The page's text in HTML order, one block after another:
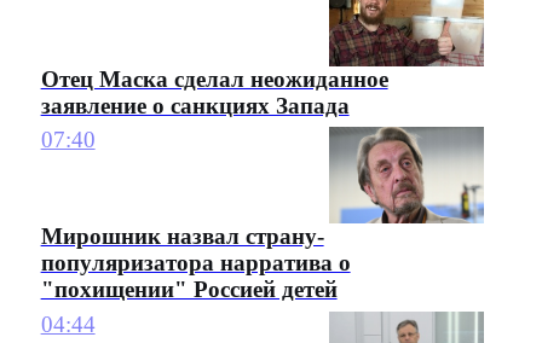
Отец Маска сделал неожиданное
заявление о санкциях Запада
07:40
Мирошник назвал страну-
популяризатора нарратива о
"похищении" Россией детей
04:44